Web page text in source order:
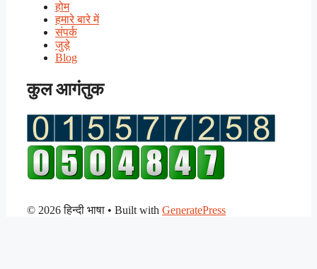
होम
हमारे बारे में
संपर्क
जुड़े
Blog
कुल आगंतुक
© 2026 हिन्दी भाषा • Built with GeneratePress